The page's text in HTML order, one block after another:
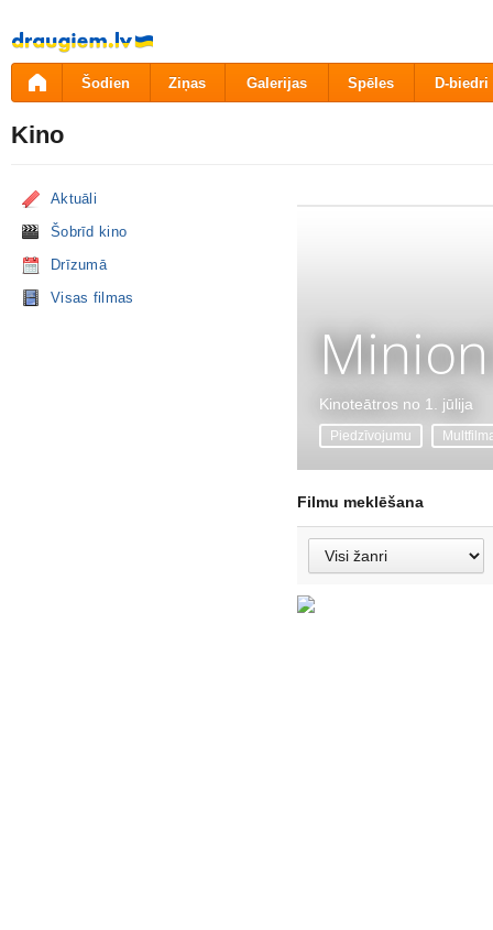
Pāriet
uz
saturu
Šodien Ziņas Galerijas Spēles D-biedri
Kino
Aktuāli
Šobrīd kino
Drīzumā
Visas filmas
Kinoteātros no 1. jūlija
Piedzīvojumu
Filmu meklēšana